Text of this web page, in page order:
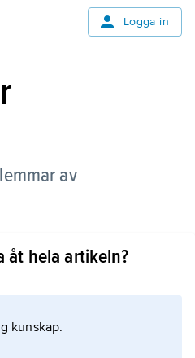
Logga in
av
åt hela artikeln?
kunskap.